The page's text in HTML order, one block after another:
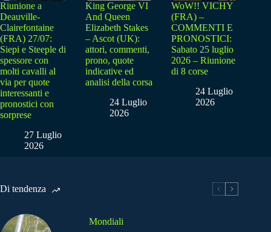
Riunione a
Deauville-
Clairefontaine
(FRA) 27/07:
Siepi e Steeple di
spessore con
molti cavalli al
via per quote
interessanti e
pronostici con
sorprese
27 Luglio
2026
King George VI
And Queen
Elizabeth Stakes
– Ascot (UK):
attori, commenti,
prono, quote
indicative ed
analisi della corsa
24 Luglio
2026
WoW!! VICHY
(FRA) –
COMMENTI E
PRONOSTICI:
Sabato 25 luglio
2026 – Riunione
di 8 corse
24 Luglio
2026
Di tendenza
Mondiali